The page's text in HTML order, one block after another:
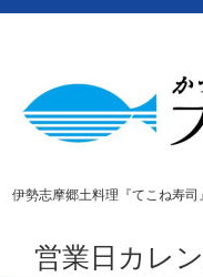
伊勢志摩郷土料理『てこね寿
営業日カレ